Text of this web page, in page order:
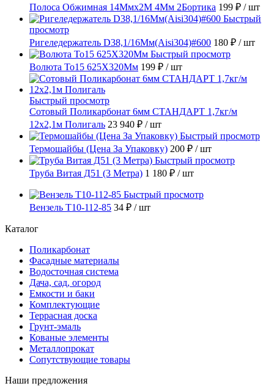
Полоса Обжимная 14Ммх2М 4Мм 2Бортика 199 ₽ / шт
Быстрый
просмотр
Ригеледержатель D38,1/16Мм(Aisi304)#600 180 ₽ / шт
Быстрый просмотр
Волюта То15 625X320Мм 199 ₽ / шт
Быстрый просмотр
Сотовый Поликарбонат 6мм СТАНДАРТ 1,7кг/м
12х2,1м Полигаль 23 940 ₽ / шт
Быстрый просмотр
Термошайбы (Цена За Упаковку) 200 ₽ / шт
Быстрый просмотр
Труба Витая Д51 (3 Метра) 1 180 ₽ / шт
Быстрый просмотр
Вензель Т10-112-85 34 ₽ / шт
Каталог
Поликарбонат
Фасадные материалы
Водосточная система
Дача, сад, огород
Емкости и баки
Комплектующие
Террасная доска
Грунт-эмаль
Кованые элементы
Металлопрокат
Сопутствующие товары
Наши предложения